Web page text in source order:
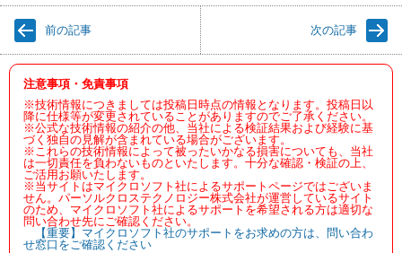
前の記事 次の記事
注意事項・免責事項
※技術情報につきましては投稿日時点の情報となります。投稿日以
降に仕様等が変更されていることがありますのでご了承ください。
※公式な技術情報の紹介の他、当社による検証結果および経験に基
づく独自の見解が含まれている場合がございます。
※これらの技術情報によって被ったいかなる損害についても、当社
は一切責任を負わないものといたします。十分な確認・検証の上、
ご活用お願いたします。
※当サイトはマイクロソフト社によるサポートページではございま
せん。パーソルクロステクノロジー株式会社が運営しているサイト
のため、マイクロソフト社によるサポートを希望される方は適切な
問い合わせ先にご確認ください。
【重要】マイクロソフト社のサポートをお求めの方は、問い合わ
せ窓口をご確認ください